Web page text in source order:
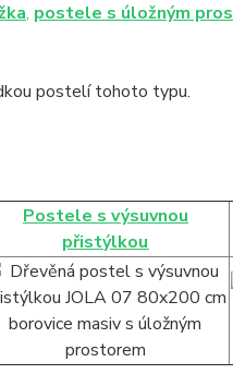
, postele s úložným
postelí tohoto typu.
Postele s výsuvnou
přistýlkou